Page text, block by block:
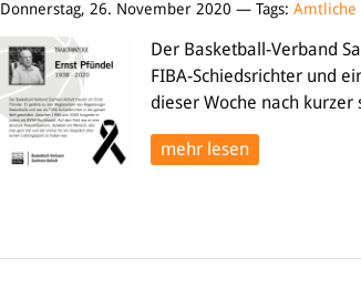
Donnerstag, 26. November 2020 — Tags: Amtliche
Der Basketball-Verband
FIBA-Schiedsrichter und
dieser Woche nach
mehr lesen